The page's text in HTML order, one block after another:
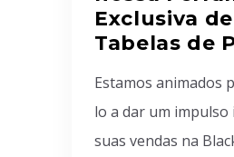
Exclusiva de
Tabelas de
Estamos animados
lo a dar um impulso
suas vendas na